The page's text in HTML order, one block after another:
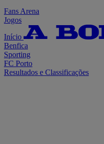
Fans Arena
Jogos
Início
Benfica
Sporting
FC Porto
Resultados e Classificações